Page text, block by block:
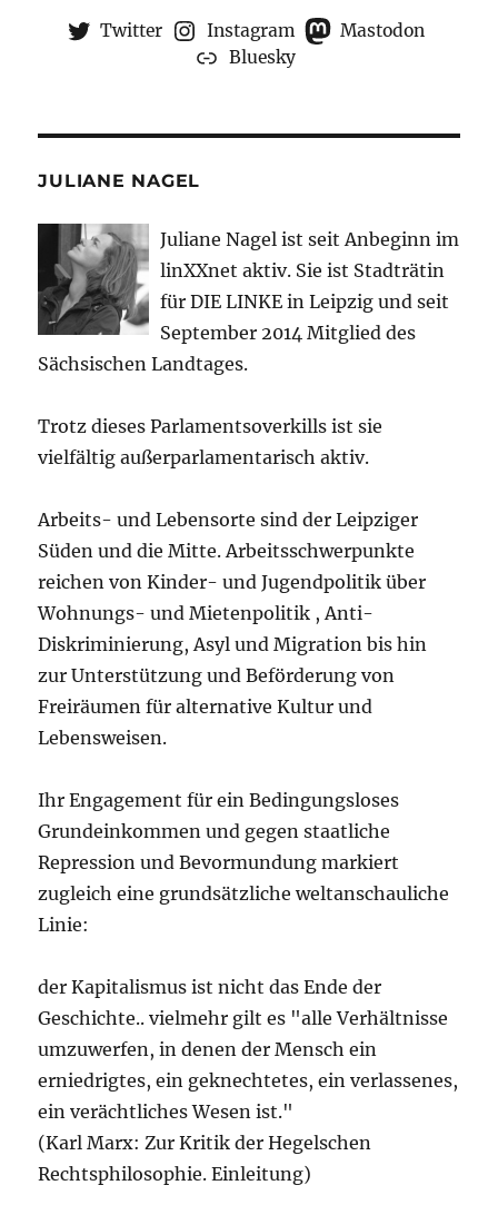
Twitter Instagram
Mastodon
Bluesky
JULIANE NAGEL
Juliane Nagel ist seit Anbeginn im
linXXnet aktiv. Sie ist Stadträtin
für DIE LINKE in Leipzig und seit
September 2014 Mitglied des
Sächsischen Landtages.
Trotz dieses Parlamentsoverkills ist sie
vielfältig außerparlamentarisch aktiv.
Arbeits- und Lebensorte sind der Leipziger
Süden und die Mitte. Arbeitsschwerpunkte
reichen von Kinder- und Jugendpolitik über
Wohnungs- und Mietenpolitik , Anti-
Diskriminierung, Asyl und Migration bis hin
zur Unterstützung und Beförderung von
Freiräumen für alternative Kultur und
Lebensweisen.
Ihr Engagement für ein Bedingungsloses
Grundeinkommen und gegen staatliche
Repression und Bevormundung markiert
zugleich eine grundsätzliche weltanschauliche
Linie:
der Kapitalismus ist nicht das Ende der
Geschichte.. vielmehr gilt es "alle Verhältnisse
umzuwerfen, in denen der Mensch ein
erniedrigtes, ein geknechtetes, ein verlassenes,
ein verächtliches Wesen ist."
(Karl Marx: Zur Kritik der Hegelschen
Rechtsphilosophie. Einleitung)